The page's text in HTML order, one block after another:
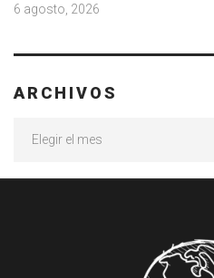
6 agosto, 2026
ARCHIVOS